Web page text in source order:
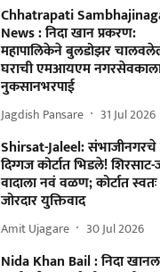
Chhatrapati
News : निदा खान प्रकरण:
महापालिकेने बुलडोझर
घराची एमआयएम
नुकसानभरपाई
Jagdish Pansare 31 Jul 2026
Shirsat-Jaleel: संभाजीनगरचे
दिग्गज कोर्टात भिडले!
वादाला नवं वळण; कोर्टात
जोरदार युक्तिवाद
Amit Ujagare 30 Jul 2026
Nida Khan Bail : निदा